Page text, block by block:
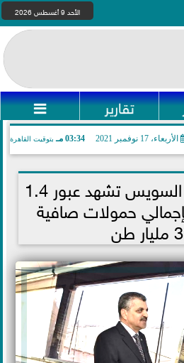
الأحد 9 أغسطس 2026
تقارير 
الأربعاء، 17 نوفمبر 2021 03:34 مـ بتوقيت القاهرة
الفريق ربيع: قناة السويس تشهد عبور 1.4
حمولات صافية
طن